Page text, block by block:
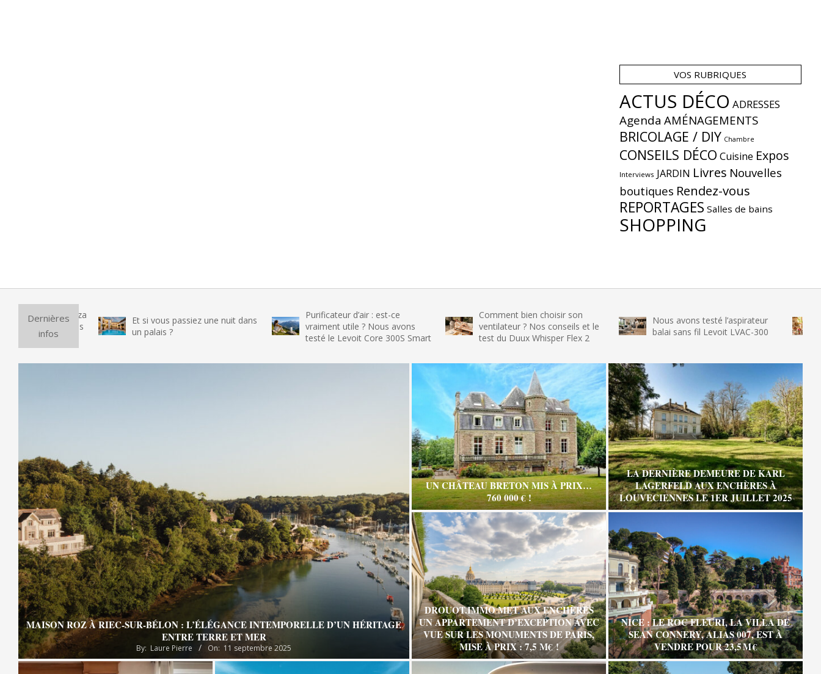
VOS RUBRIQUES
ACTUS DÉCO ADRESSES
Agenda AMÉNAGEMENTS
BRICOLAGE / DIY Chambre
CONSEILS DÉCO Cuisine Expos
Interviews JARDIN Livres Nouvelles
boutiques Rendez-vous
REPORTAGES Salles de bains
SHOPPING
Dernières
infos
Et si vous passiez une nuit dans
un palais ?
Purificateur d’air : est-ce
vraiment utile ? Nous avons
testé le Levoit Core 300S Smart
Comment bien choisir son
ventilateur ? Nos conseils et le
test du Duux Whisper Flex 2
Nous avons testé l’aspirateur
balai sans fil Levoit LVAC-300
Nous
glace
MAISON ROZ À RIEC-SUR-BÉLON : L’ÉLÉGANCE INTEMPORELLE D’UN HÉRITAGE
ENTRE TERRE ET MER
By: Laure Pierre On: 11 septembre 2025
UN CHÂTEAU BRETON MIS À PRIX…
760 000 € !
LA DERNIÈRE DEMEURE DE KARL
LAGERFELD AUX ENCHÈRES À
LOUVECIENNES LE 1ER JUILLET 2025
DROUOT.IMMO MET AUX ENCHÈRES
UN APPARTEMENT D’EXCEPTION AVEC
VUE SUR LES MONUMENTS DE PARIS,
MISE À PRIX : 7,5 M€ !
NICE : LE ROC FLEURI, LA VILLA DE
SEAN CONNERY, ALIAS 007, EST À
VENDRE POUR 23,5 M €